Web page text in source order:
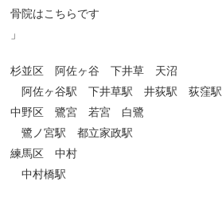
骨院はこちらです
」
杉並区 阿佐ヶ谷 下井草 天沼
阿佐ヶ谷駅 下井草駅 井荻駅 荻窪駅
中野区 鷺宮 若宮 白鷺
鷺ノ宮駅 都立家政駅
練馬区 中村
中村橋駅